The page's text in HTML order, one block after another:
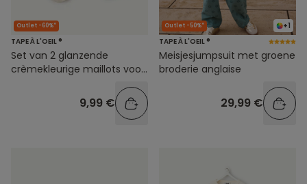
Outlet -60%*
TAPE À L'OEIL ®
Set van 2 glanzende
crèmekleurige maillots voor
9,99 €
+1
Outlet -50%*
TAPE À L'OEIL ®
Meisjesjumpsuit met groene
broderie anglaise
29,99 €